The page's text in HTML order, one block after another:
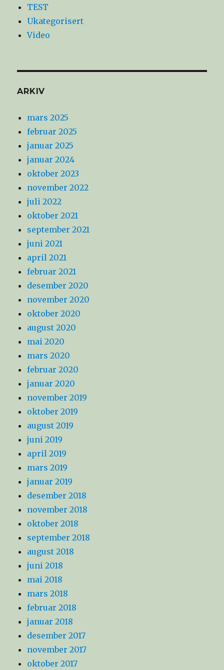
TEST
Ukategorisert
Video
ARKIV
mars 2025
februar 2025
januar 2025
januar 2024
oktober 2023
november 2022
juli 2022
oktober 2021
september 2021
juni 2021
april 2021
februar 2021
desember 2020
november 2020
oktober 2020
august 2020
mai 2020
mars 2020
februar 2020
januar 2020
november 2019
oktober 2019
august 2019
juni 2019
april 2019
mars 2019
januar 2019
desember 2018
november 2018
oktober 2018
september 2018
august 2018
juni 2018
mai 2018
mars 2018
februar 2018
januar 2018
desember 2017
november 2017
oktober 2017